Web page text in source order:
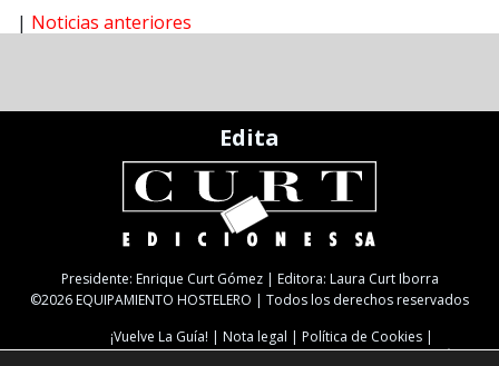
| Noticias anteriores
Edita
Presidente: Enrique Curt Gómez | Editora: Laura Curt Iborra
©2026 EQUIPAMIENTO HOSTELERO | Todos los derechos reservados
¡Vuelve La Guía!
Nota legal
Política de Cookies